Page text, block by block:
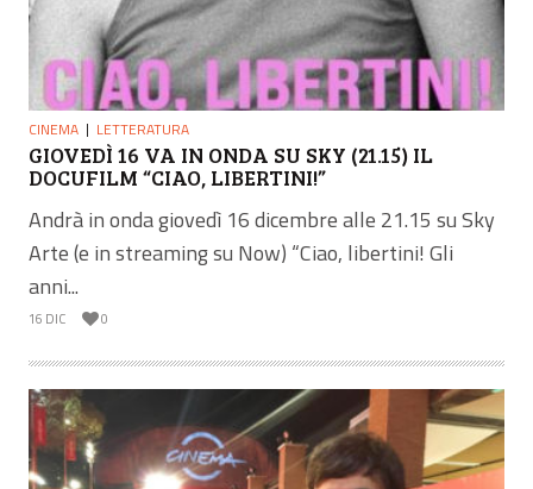
CINEMA LETTERATURA
GIOVEDÌ 16 VA IN ONDA SU SKY (21.15) IL
DOCUFILM “CIAO, LIBERTINI!”
Andrà in onda giovedì 16 dicembre alle 21.15 su Sky
Arte (e in streaming su Now) “Ciao, libertini! Gli
anni...
16 DIC 0